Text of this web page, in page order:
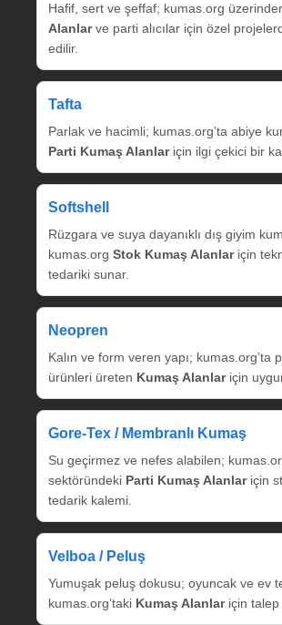
Hafif, sert ve şeffaf; kumas.org
Alanlarve parti alıcılar için özel
edilir.
Tafta
Parlak ve hacimli; kumas.org’ta abiye
Parti Kumaş Alanlariçin ilgi çekici bir
Softshell
Rüzgara ve suya dayanıklı dış giyim
kumas.org Stok Kumaş Alanlariçin
tedariki sunar.
Neopren
Kalın ve form veren yapı; kumas.org’ta
ürünleri üreten Kumaş Alanlariçin
Gore‑Tex / Membranlı Kumaş
Su geçirmez ve nefes alabilen;
sektöründeki Parti Kumaş Alanlariçin
tedarik kalemi.
Velboa / Peluş
Yumuşak peluş dokusu; oyuncak ve ev
kumas.org’taki Kumaş Alanlariçin talep